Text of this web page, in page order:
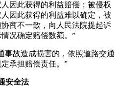
因此获得的利益赔偿；被侵权
因此获得的利益难以确定，被
商不一致，向人民法院提起诉
况确定赔偿数额。 ”
事故造成损害的，依照道路交通
承担赔偿责任。 ”
安全法